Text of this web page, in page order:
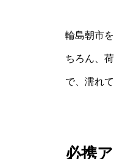
輪島朝市
ちろん、
で、濡れ
必携